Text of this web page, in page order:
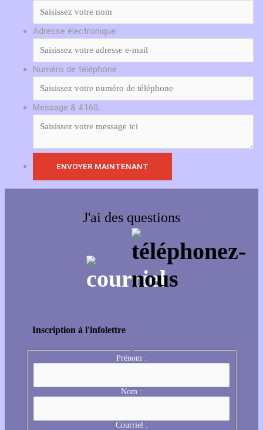
Adresse électronique:
Numéro de téléphone :
Message & #160;:
J'ai des questions
Inscription à l'infolettre
Prénom :
Nom :
Courriel :